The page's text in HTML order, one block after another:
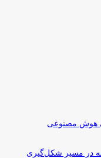
در مسیر شکل‌گیری